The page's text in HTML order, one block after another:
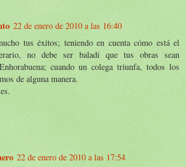
22 de enero de 2010 a las 16:40
tus éxitos; teniendo en cuenta cómo está el
no debe ser baladí que tus obras sean
cuando un colega triunfa, todos los
de alguna manera.
22 de enero de 2010 a las 17:54